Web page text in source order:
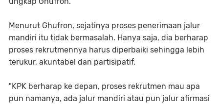
Menurut Ghufron, sejatinya proses penerimaan jalur
mandiri itu tidak bermasalah. Hanya saja, dia berharap
proses rekrutmennya harus diperbaiki sehingga lebih
terukur, akuntabel dan partisipatif.
"KPK berharap ke depan, proses rekrutmen mau apa
pun namanya, ada jalur mandiri atau pun jalur afirmasi